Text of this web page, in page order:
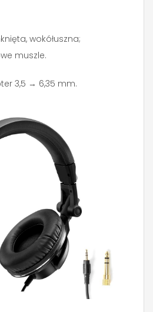
wokółuszna;
muszle.
3,5 → 6,35 mm.